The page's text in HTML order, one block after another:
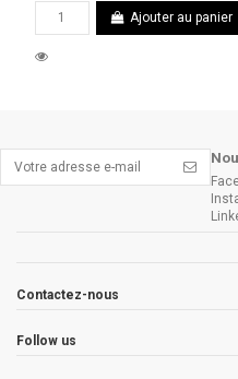
Ajouter au panier
Contactez-nous
Follow us